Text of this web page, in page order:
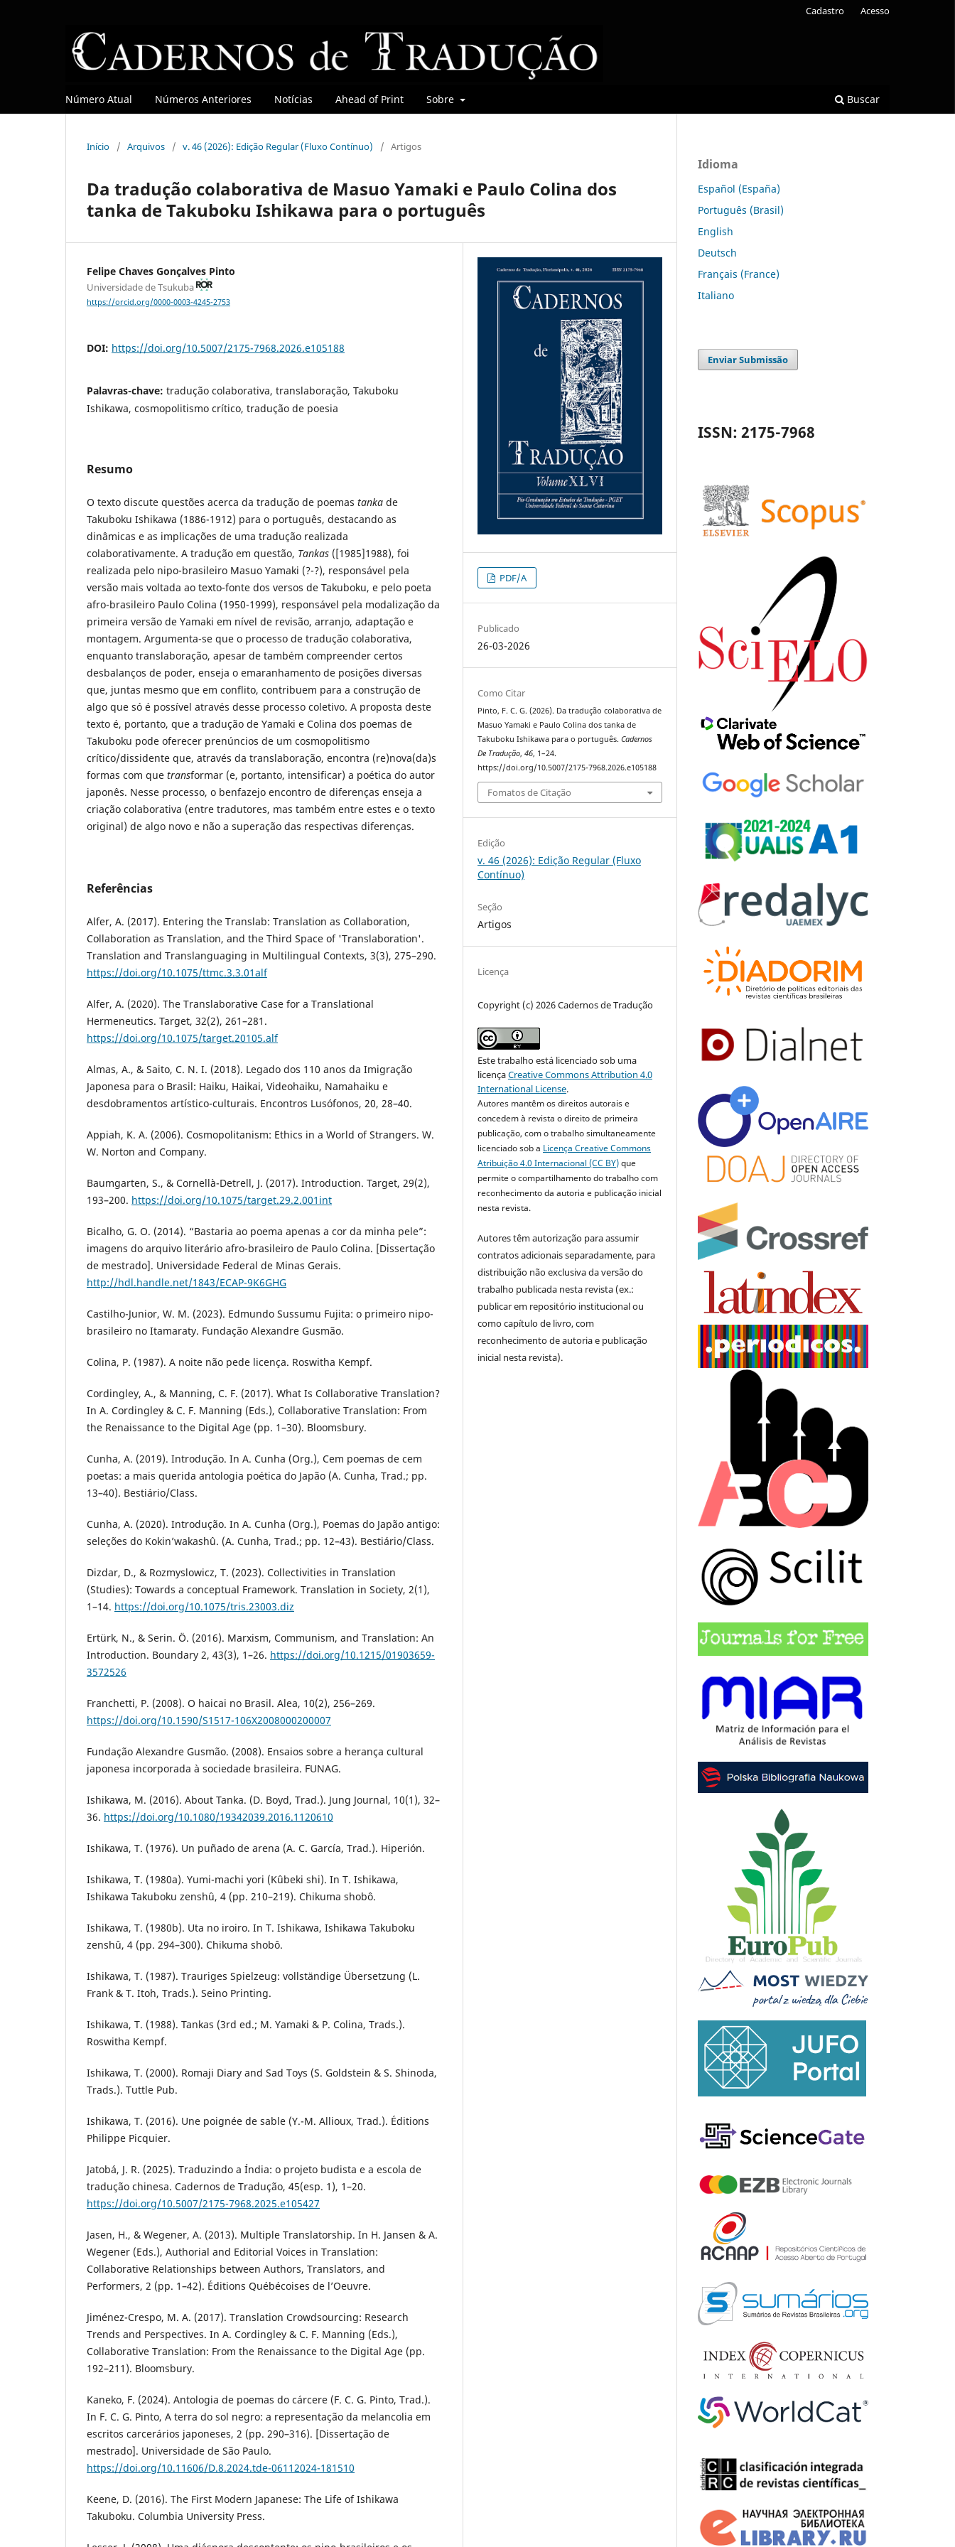
Número Atual Números Anteriores Notícias Ahead of Print Sobre Buscar
Cadastro Acesso
Início / Arquivos / v. 46 (2026): Edição Regular (Fluxo Contínuo) / Artigos
Da tradução colaborativa de Masuo Yamaki e Paulo Colina dos
tanka de Takuboku Ishikawa para o português
Felipe Chaves Gonçalves Pinto
Universidade de Tsukuba
https://orcid.org/0000-0003-4245-2753
DOI: https://doi.org/10.5007/2175-7968.2026.e105188
Palavras-chave: tradução colaborativa, translaboração, Takuboku
Ishikawa, cosmopolitismo crítico, tradução de poesia
Resumo
O texto discute questões acerca da tradução de poemas tanka de
Takuboku Ishikawa (1886-1912) para o português, destacando as
dinâmicas e as implicações de uma tradução realizada
colaborativamente. A tradução em questão, Tankas ([1985]1988), foi
realizada pelo nipo-brasileiro Masuo Yamaki (?-?), responsável pela
versão mais voltada ao texto-fonte dos versos de Takuboku, e pelo poeta
afro-brasileiro Paulo Colina (1950-1999), responsável pela modalização da
primeira versão de Yamaki em nível de revisão, arranjo, adaptação e
montagem. Argumenta-se que o processo de tradução colaborativa,
enquanto translaboração, apesar de também compreender certos
desbalanços de poder, enseja o emaranhamento de posições diversas
que, juntas mesmo que em conflito, contribuem para a construção de
algo que só é possível através desse processo coletivo. A proposta deste
texto é, portanto, que a tradução de Yamaki e Colina dos poemas de
Takuboku pode oferecer prenúncios de um cosmopolitismo
crítico/dissidente que, através da translaboração, encontra (re)nova(da)s
formas com que transformar (e, portanto, intensificar) a poética do autor
japonês. Nesse processo, o benfazejo encontro de diferenças enseja a
criação colaborativa (entre tradutores, mas também entre estes e o texto
original) de algo novo e não a superação das respectivas diferenças.
Referências
Alfer, A. (2017). Entering the Translab: Translation as Collaboration,
Collaboration as Translation, and the Third Space of 'Translaboration'.
Translation and Translanguaging in Multilingual Contexts, 3(3), 275–290.
https://doi.org/10.1075/ttmc.3.3.01alf
Alfer, A. (2020). The Translaborative Case for a Translational
Hermeneutics. Target, 32(2), 261–281.
https://doi.org/10.1075/target.20105.alf
Almas, A., & Saito, C. N. I. (2018). Legado dos 110 anos da Imigração
Japonesa para o Brasil: Haiku, Haikai, Videohaiku, Namahaiku e
desdobramentos artístico-culturais. Encontros Lusófonos, 20, 28–40.
Appiah, K. A. (2006). Cosmopolitanism: Ethics in a World of Strangers. W.
W. Norton and Company.
Baumgarten, S., & Cornellà-Detrell, J. (2017). Introduction. Target, 29(2),
193–200. https://doi.org/10.1075/target.29.2.001int
Bicalho, G. O. (2014). “Bastaria ao poema apenas a cor da minha pele”:
imagens do arquivo literário afro-brasileiro de Paulo Colina. [Dissertação
de mestrado]. Universidade Federal de Minas Gerais.
http://hdl.handle.net/1843/ECAP-9K6GHG
Castilho-Junior, W. M. (2023). Edmundo Sussumu Fujita: o primeiro nipo-
brasileiro no Itamaraty. Fundação Alexandre Gusmão.
Colina, P. (1987). A noite não pede licença. Roswitha Kempf.
Cordingley, A., & Manning, C. F. (2017). What Is Collaborative Translation?
In A. Cordingley & C. F. Manning (Eds.), Collaborative Translation: From
the Renaissance to the Digital Age (pp. 1–30). Bloomsbury.
Cunha, A. (2019). Introdução. In A. Cunha (Org.), Cem poemas de cem
poetas: a mais querida antologia poética do Japão (A. Cunha, Trad.; pp.
13–40). Bestiário/Class.
Cunha, A. (2020). Introdução. In A. Cunha (Org.), Poemas do Japão antigo:
seleções do Kokin’wakashû. (A. Cunha, Trad.; pp. 12–43). Bestiário/Class.
Dizdar, D., & Rozmyslowicz, T. (2023). Collectivities in Translation
(Studies): Towards a conceptual Framework. Translation in Society, 2(1),
1–14. https://doi.org/10.1075/tris.23003.diz
Ertürk, N., & Serin. Ö. (2016). Marxism, Communism, and Translation: An
Introduction. Boundary 2, 43(3), 1–26. https://doi.org/10.1215/01903659-
3572526
Franchetti, P. (2008). O haicai no Brasil. Alea, 10(2), 256–269.
https://doi.org/10.1590/S1517-106X2008000200007
Fundação Alexandre Gusmão. (2008). Ensaios sobre a herança cultural
japonesa incorporada à sociedade brasileira. FUNAG.
Ishikawa, M. (2016). About Tanka. (D. Boyd, Trad.). Jung Journal, 10(1), 32–
36. https://doi.org/10.1080/19342039.2016.1120610
Ishikawa, T. (1976). Un puñado de arena (A. C. García, Trad.). Hiperión.
Ishikawa, T. (1980a). Yumi-machi yori (Kûbeki shi). In T. Ishikawa,
Ishikawa Takuboku zenshû, 4 (pp. 210–219). Chikuma shobô.
Ishikawa, T. (1980b). Uta no iroiro. In T. Ishikawa, Ishikawa Takuboku
zenshû, 4 (pp. 294–300). Chikuma shobô.
Ishikawa, T. (1987). Trauriges Spielzeug: vollständige Übersetzung (L.
Frank & T. Itoh, Trads.). Seino Printing.
Ishikawa, T. (1988). Tankas (3rd ed.; M. Yamaki & P. Colina, Trads.).
Roswitha Kempf.
Ishikawa, T. (2000). Romaji Diary and Sad Toys (S. Goldstein & S. Shinoda,
Trads.). Tuttle Pub.
Ishikawa, T. (2016). Une poignée de sable (Y.-M. Allioux, Trad.). Éditions
Philippe Picquier.
Jatobá, J. R. (2025). Traduzindo a Índia: o projeto budista e a escola de
tradução chinesa. Cadernos de Tradução, 45(esp. 1), 1–20.
https://doi.org/10.5007/2175-7968.2025.e105427
Jasen, H., & Wegener, A. (2013). Multiple Translatorship. In H. Jansen & A.
Wegener (Eds.), Authorial and Editorial Voices in Translation:
Collaborative Relationships between Authors, Translators, and
Performers, 2 (pp. 1–42). Éditions Québécoises de l’Oeuvre.
Jiménez-Crespo, M. A. (2017). Translation Crowdsourcing: Research
Trends and Perspectives. In A. Cordingley & C. F. Manning (Eds.),
Collaborative Translation: From the Renaissance to the Digital Age (pp.
192–211). Bloomsbury.
Kaneko, F. (2024). Antologia de poemas do cárcere (F. C. G. Pinto, Trad.).
In F. C. G. Pinto, A terra do sol negro: a representação da melancolia em
escritos carcerários japoneses, 2 (pp. 290–316). [Dissertação de
mestrado]. Universidade de São Paulo.
https://doi.org/10.11606/D.8.2024.tde-06112024-181510
Keene, D. (2016). The First Modern Japanese: The Life of Ishikawa
Takuboku. Columbia University Press.
PDF/A
Publicado
26-03-2026
Como Citar
Pinto, F. C. G. (2026). Da tradução colaborativa de
Masuo Yamaki e Paulo Colina dos tanka de
Takuboku Ishikawa para o português.Cadernos
De Tradução,46, 1–24.
https://doi.org/10.5007/2175-7968.2026.e105188
Fomatos de Citação
Edição
v. 46 (2026): Edição Regular (Fluxo
Contínuo)
Seção
Artigos
Licença
Copyright (c) 2026 Cadernos de Tradução
Este trabalho está licenciado sob uma
licençaCreative Commons Attribution 4.0
International License.
Autores mantêm os direitos autorais e
concedem à revista o direito de primeira
publicação, com o trabalho simultaneamente
licenciado sob a Licença Creative Commons
Atribuição 4.0 Internacional (CC BY)que
permite o compartilhamento do trabalho com
reconhecimento da autoria e publicação inicial
nesta revista.
Autores têm autorização para assumir
contratos adicionais separadamente, para
distribuição não exclusiva da versão do
trabalho publicada nesta revista (ex.:
publicar em repositório institucional ou
como capítulo de livro, com
reconhecimento de autoria e publicação
inicial nesta revista).
Idioma
Español (España)
Português (Brasil)
English
Deutsch
Français (France)
Italiano
Enviar Submissão
ISSN: 2175-7968